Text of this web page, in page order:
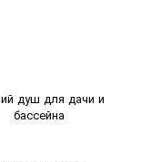
душ для дачи и
бассейна